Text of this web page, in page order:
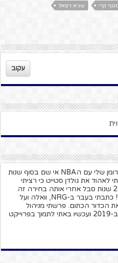
קרי
שגיא רפאל
עקוב
התחלתי את הרומן שלי עם הNBA אי שם בסוף שנות
לאהוד את גולדן סטייט כי רציתי
להיות מיוחד. 24 שנות סבל אחרי אותה בחירה זה
השתלם בגדול! כתבתי בעבר ב-NRG, וואלה ועל
הכדור הכתום. פרשתי מניהול
הכדור הכתום ב-2019 ועכשיו באתי לתמוך בפרוייקט